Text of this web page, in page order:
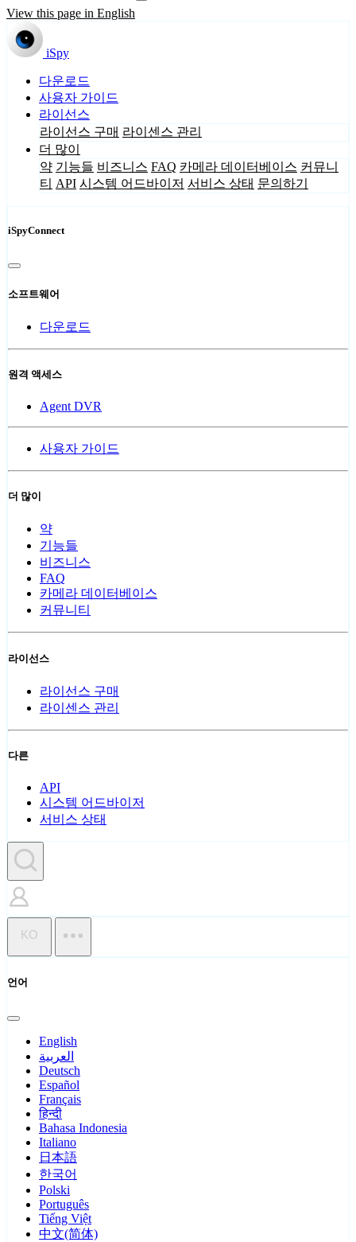
View this page in English
iSpy
다운로드
사용자 가이드
라이선스
라이선스 구매 라이센스 관리
더 많이
약 기능들 비즈니스 FAQ 카메라 데이터베이스 커뮤니
티 API 시스템 어드바이저 서비스 상태 문의하기
iSpyConnect
소프트웨어
다운로드
원격 액세스
Agent DVR
사용자 가이드
더 많이
약
기능들
비즈니스
FAQ
카메라 데이터베이스
커뮤니티
라이선스
라이선스 구매
라이센스 관리
다른
API
시스템 어드바이저
서비스 상태
KO
언어
English
العربية
Deutsch
Español
Français
हिन्दी
Bahasa Indonesia
Italiano
日本語
한국어
Polski
Português
Tiếng Việt
中文(简体)